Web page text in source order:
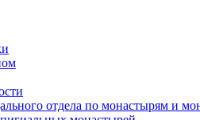
отдела по монастырям и